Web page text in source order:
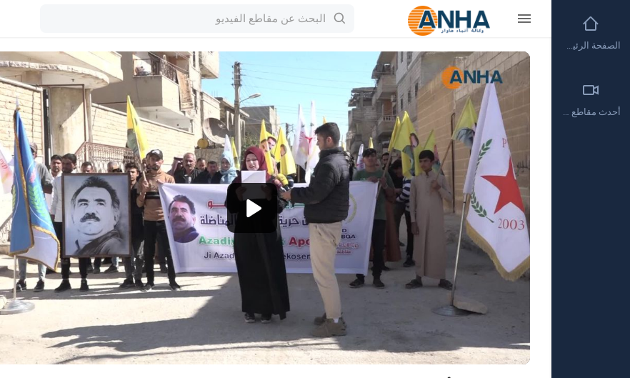
Video
Player
1080p
720p
480p
240p
auto
الصفحة الرئيسية
أحدث مقاطع الفيديو